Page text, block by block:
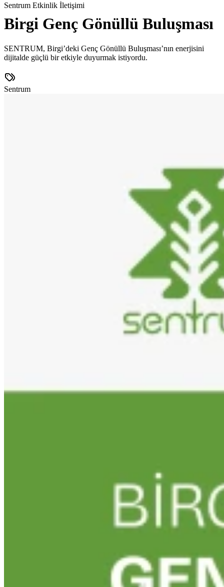
Sentrum Etkinlik İletişimi
Birgi Genç Gönüllü Buluşması
SENTRUM, Birgi’deki Genç Gönüllü Buluşması’nın enerjisini
dijitalde güçlü bir etkiyle duyurmak istiyordu.
Sentrum